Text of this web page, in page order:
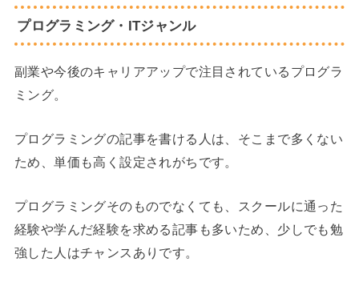
プログラミング・ITジャンル
副業や今後のキャリアアップで注目されているプログラ
ミング。
プログラミングの記事を書ける人は、そこまで多くない
ため、単価も高く設定されがちです。
プログラミングそのものでなくても、スクールに通った
経験や学んだ経験を求める記事も多いため、少しでも勉
強した人はチャンスありです。